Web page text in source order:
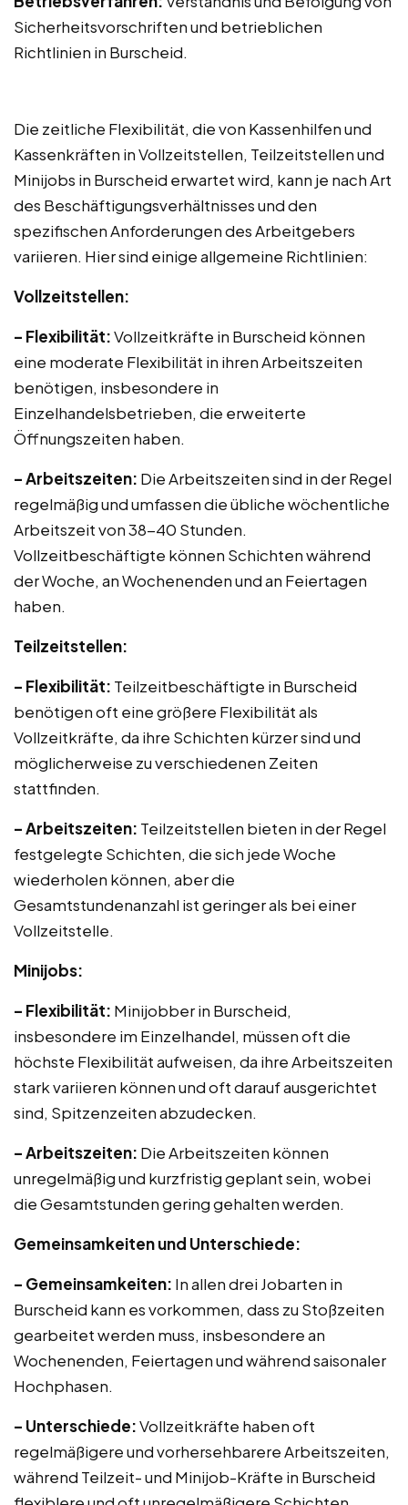
Sicherheitsvorschriften und betrieblichen
Richtlinien in Burscheid.
Die zeitliche Flexibilität, die von Kassenhilfen und
Kassenkräften in Vollzeitstellen, Teilzeitstellen und
Minijobs in Burscheid erwartet wird, kann je nach Art
des Beschäftigungsverhältnisses und den
spezifischen Anforderungen des Arbeitgebers
variieren. Hier sind einige allgemeine Richtlinien:
Vollzeitstellen:
– Flexibilität:Vollzeitkräfte in Burscheid können
eine moderate Flexibilität in ihren Arbeitszeiten
benötigen, insbesondere in
Einzelhandelsbetrieben, die erweiterte
Öffnungszeiten haben.
– Arbeitszeiten: Die Arbeitszeiten sind in der Regel
regelmäßig und umfassen die übliche wöchentliche
Arbeitszeit von 38-40 Stunden.
Vollzeitbeschäftigte können Schichten während
der Woche, an Wochenenden und an Feiertagen
haben.
Teilzeitstellen:
– Flexibilität: Teilzeitbeschäftigte in Burscheid
benötigen oft eine größere Flexibilität als
Vollzeitkräfte, da ihre Schichten kürzer sind und
möglicherweise zu verschiedenen Zeiten
stattfinden.
– Arbeitszeiten: Teilzeitstellen bieten in der Regel
festgelegte Schichten, die sich jede Woche
wiederholen können, aber die
Gesamtstundenanzahl ist geringer als bei einer
Vollzeitstelle.
Minijobs:
– Flexibilität: Minijobber in Burscheid,
insbesondere im Einzelhandel, müssen oft die
höchste Flexibilität aufweisen, da ihre Arbeitszeiten
stark variieren können und oft darauf ausgerichtet
sind, Spitzenzeiten abzudecken.
– Arbeitszeiten: Die Arbeitszeiten können
unregelmäßig und kurzfristig geplant sein, wobei
die Gesamtstunden gering gehalten werden.
Gemeinsamkeiten und Unterschiede:
– Gemeinsamkeiten: In allen drei Jobarten in
Burscheid kann es vorkommen, dass zu Stoßzeiten
gearbeitet werden muss, insbesondere an
Wochenenden, Feiertagen und während saisonaler
Hochphasen.
– Unterschiede:Vollzeitkräfte haben oft
regelmäßigere und vorhersehbarere Arbeitszeiten,
während Teilzeit- und Minijob-Kräfte in Burscheid